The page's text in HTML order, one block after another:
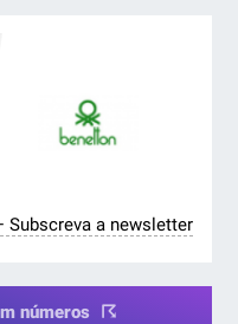
Subscreva a newsletter
números